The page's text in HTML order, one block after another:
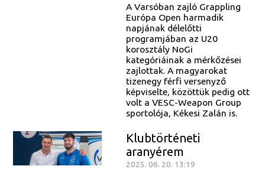
A Varsóban zajló Grappling
Európa Open harmadik
napjának délelőtti
programjában az U20
korosztály NoGi
kategóriáinak a mérkőzései
zajlottak. A magyarokat
tizenegy férfi versenyző
képviselte, közöttük pedig ott
volt a VESC-Weapon Group
sportolója, Kékesi Zalán is.
Klubtörténeti
aranyérem
2025. 06. 20. 13:19